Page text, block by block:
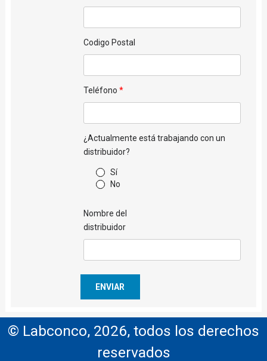
Codigo Postal
Teléfono
¿Actualmente está trabajando con un
distribuidor?
Sí
No
Nombre del
distribuidor
© Labconco, 2026, todos los derechos
reservados